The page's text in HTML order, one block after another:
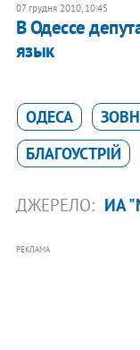
07 грудня 2010, 10:45
В Одессе
язык
ОДЕСА
БЛАГОУСТРІЙ
ДЖЕРЕЛО: ИА
РЕКЛАМА